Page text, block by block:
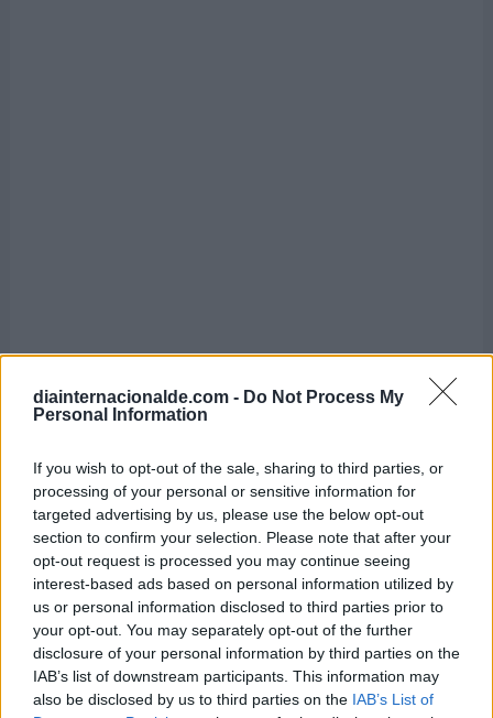
diainternacionalde.com - Do Not Process My
Personal Information
If you wish to opt-out of the sale, sharing to third parties, or
processing of your personal or sensitive information for
targeted advertising by us, please use the below opt-out
section to confirm your selection. Please note that after your
opt-out request is processed you may continue seeing
interest-based ads based on personal information utilized by
us or personal information disclosed to third parties prior to
your opt-out. You may separately opt-out of the further
disclosure of your personal information by third parties on the
IAB’s list of downstream participants. This information may
also be disclosed by us to third parties on the IAB’s List of
Día Internacional del Biodiésel
10 de agosto de 2026